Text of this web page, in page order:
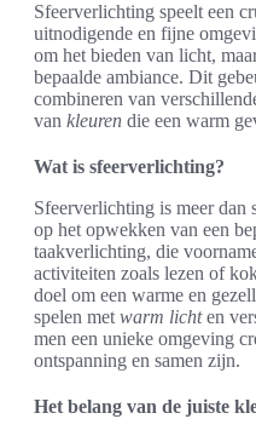
Sfeerverlichting speelt een
uitnodigende en fijne
om het bieden van licht,
bepaalde ambiance. Dit
combineren van
van kleuren die een warm
Wat is sfeerverlichting?
Sfeerverlichting is meer
op het opwekken van een
taakverlichting, die
activiteiten zoals lezen of
doel om een warme en
spelen met warm lichten
men een unieke omgeving
ontspanning en samen zijn.
Het belang van de juiste